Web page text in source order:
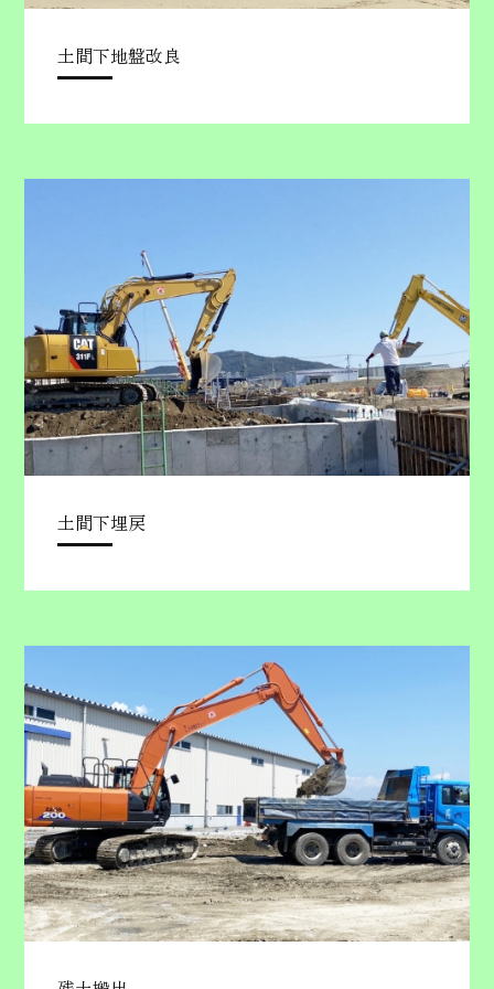
土間下地盤改良
土間下埋戻